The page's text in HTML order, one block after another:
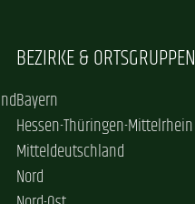
BEZIRKE & ORTSGRUPPEN
Bayern
Hessen-Thüringen-Mittelrhein
Mitteldeutschland
Nord